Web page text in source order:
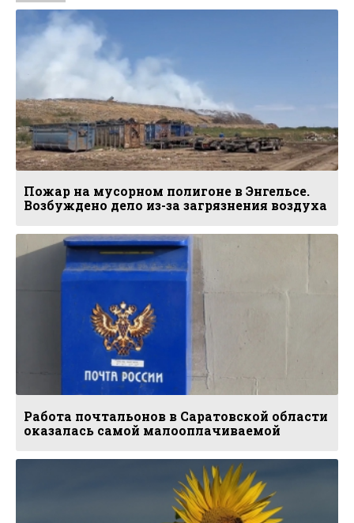
Пожар на мусорном полигоне в Энгельсе.
Возбуждено дело из-за загрязнения воздуха
Работа почтальонов в Саратовской области
оказалась самой малооплачиваемой